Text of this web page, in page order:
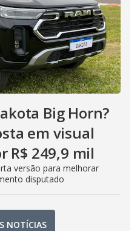
Big Horn?
em visual
R$ 249,9 mil
versão para melhorar
disputado
NOTÍCIAS